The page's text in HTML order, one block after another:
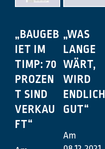
„BAUGEB
IET IM
TIMP: 70
PROZEN
T SIND
VERKAU
FT“
„WAS
LANGE
WÄRT,
WIRD
ENDLICH
GUT“
Am